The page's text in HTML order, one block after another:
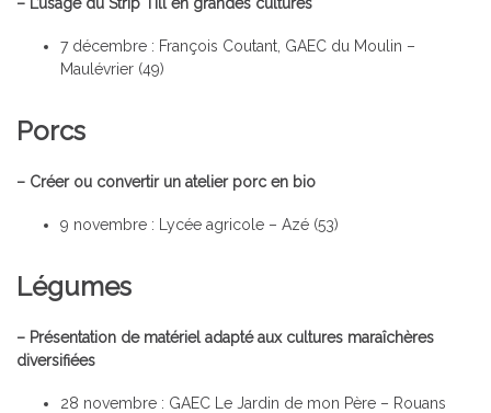
7 décembre : François Coutant, GAEC du Moulin –
Maulévrier (49)
Porcs
– Créer ou convertir un atelier porc en bio
9 novembre : Lycée agricole – Azé (53)
Légumes
– Présentation de matériel adapté aux cultures maraîchères
diversifiées
28 novembre : GAEC Le Jardin de mon Père – Rouans